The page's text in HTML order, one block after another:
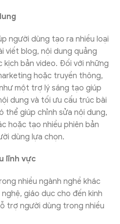
người dùng tạo ra nhiều loại
viết blog, nội dung quảng
kịch bản video. Đối với những
hoặc truyền thông,
một trợ lý sáng tạo giúp
dung và tối ưu cấu trúc bài
thể giúp chỉnh sửa nội dung,
hoặc tạo nhiều phiên bản
dùng lựa chọn.
lĩnh vực
nhiều ngành nghề khác
giáo dục cho đến kinh
trợ người dùng trong nhiều